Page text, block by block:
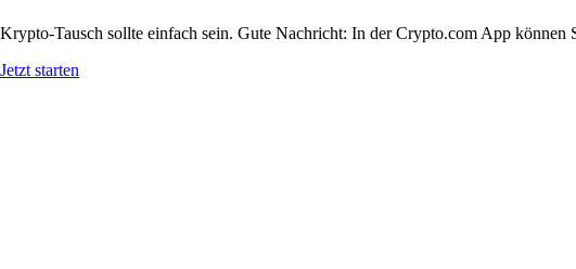
Krypto-Tausch sollte einfach sein. Gute Nachricht: In der Crypto.com App
Jetzt starten